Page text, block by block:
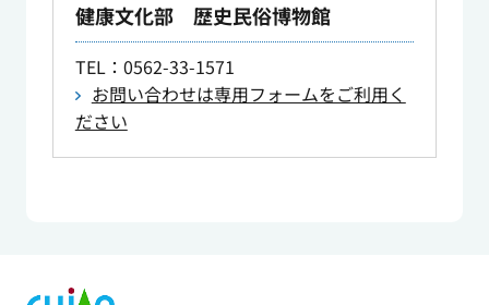
健康文化部 歴史民俗博物館
TEL：0562-33-1571
お問い合わせは専用フォームをご利用く
ださい